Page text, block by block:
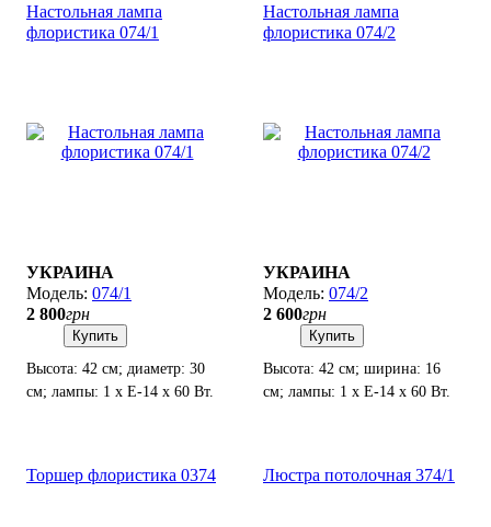
Настольная лампа
флористика 074/1
УКРАИНА
074/1
2 800грн
Купить
Высота: 42 см; диаметр: 30
см; лампы: 1 х Е-14 х 60 Вт.
Настольная лампа
флористика 074/2
УКРАИНА
074/2
2 600грн
Купить
Высота: 42 см; ширина: 16
см; лампы: 1 х Е-14 х 60 Вт.
Торшер флористика 0374 Люстра потолочная 374/1